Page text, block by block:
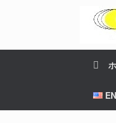
EN